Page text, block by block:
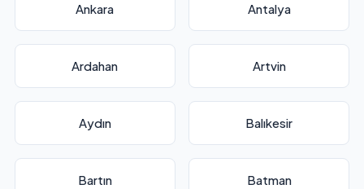
Ankara Antalya
Ardahan Artvin
Aydın Balıkesir
Bartın Batman